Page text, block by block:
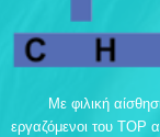
Με φιλική
εργαζόμενοι του